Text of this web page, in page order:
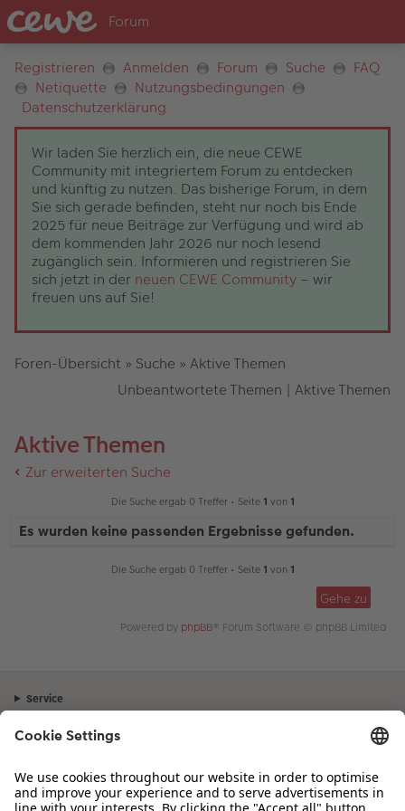
Registrieren Anmelden Forum Suche
FAQ
Netiquette
Nutzungsbedingungen
Datenschutzerklärung
Wir laden Sie herzlich ein, die neue CEWE
Community mit integriertem Forum zu entdecken
und künftig zu nutzen. Das bisherige Forum, in dem
Sie sich gerade befinden, steht nur noch bis Ende
2025 für neue Beiträge zur Verfügung und wird ab
dem kommenden Jahr 2026 nur noch lesend
zugänglich sein. Informieren und registrieren Sie
sich jetzt in der neuen CEWE Community – wir
freuen uns auf Sie!
Foren-Übersicht » Suche » Aktive Themen
Unbeantwortete Themen | Aktive Themen
Aktive Themen
Zur erweiterten Suche
Die Suche ergab 0 Treffer • Seite 1 von 1
Es wurden keine passenden Ergebnisse gefunden.
Die Suche ergab 0 Treffer • Seite 1 von 1
Gehe zu
Powered by phpBB® Forum Software © phpBB Limited
Service
Sortiment